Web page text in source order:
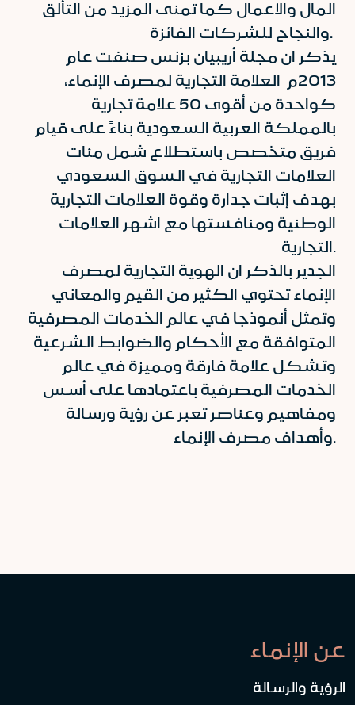
المال والاعمال كما تمنى المزيد من التألق
والنجاح للشركات الفائزة.
يذكر ان مجلة أريبيان بزنس صنفت عام
2013م العلامة التجارية لمصرف الإنماء،
كواحدة من أقوى 50 علامة تجارية
بالمملكة العربية السعودية بناءً على قيام
فريق متخصص باستطلاع شمل مئات
العلامات التجارية في السوق السعودي
بهدف إثبات جدارة وقوة العلامات التجارية
الوطنية ومنافستها مع اشهر العلامات
التجارية.
الجدير بالذكر ان الهوية التجارية لمصرف
الإنماء تحتوي الكثير من القيم والمعاني
وتمثل أنموذجا في عالم الخدمات المصرفية
المتوافقة مع الأحكام والضوابط الشرعية
وتشكل علامة فارقة ومميزة في عالم
الخدمات المصرفية باعتمادها على أسس
ومفاهيم وعناصر تعبر عن رؤية ورسالة
وأهداف مصرف الإنماء.
عن الإنماء
الرؤية والرسالة